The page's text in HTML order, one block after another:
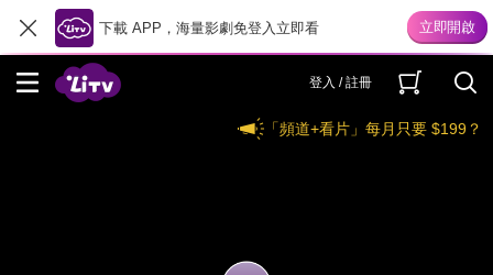
下載 APP，海量影劇免登入立即看
登入 / 註冊
「頻道+看片」每月只要 $199？